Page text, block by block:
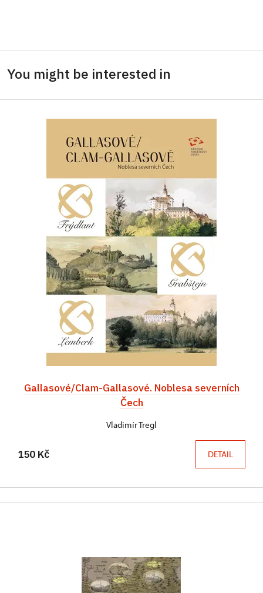
You might be interested in
Gallasové/Clam-Gallasové. Noblesa severních
Čech
Vladimír Tregl
150 Kč DETAIL